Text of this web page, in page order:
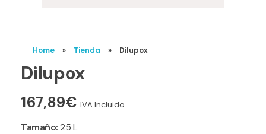
Home » Tienda » Dilupox
Dilupox
167,89€ IVA Incluido
Tamaño:25 L